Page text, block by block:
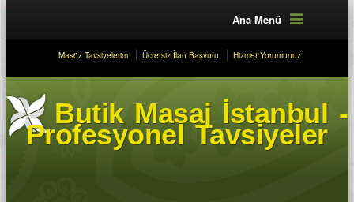
Ana Menü
Masöz Tavsiyelerim Ücretsiz İlan Başvuru Hizmet Yorumunuz
Butik Masaj İstanbul -
Profesyonel Tavsiyeler